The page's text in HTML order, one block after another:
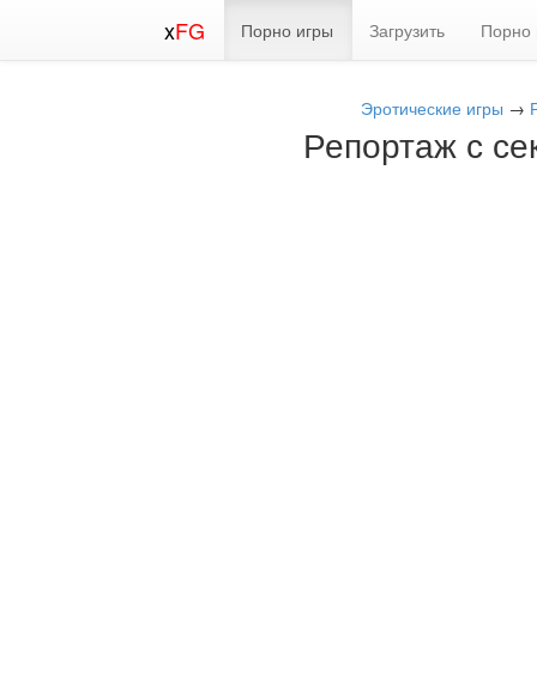
xFG Порно игры Загрузить Порно
Эротические игры →
Репортаж с